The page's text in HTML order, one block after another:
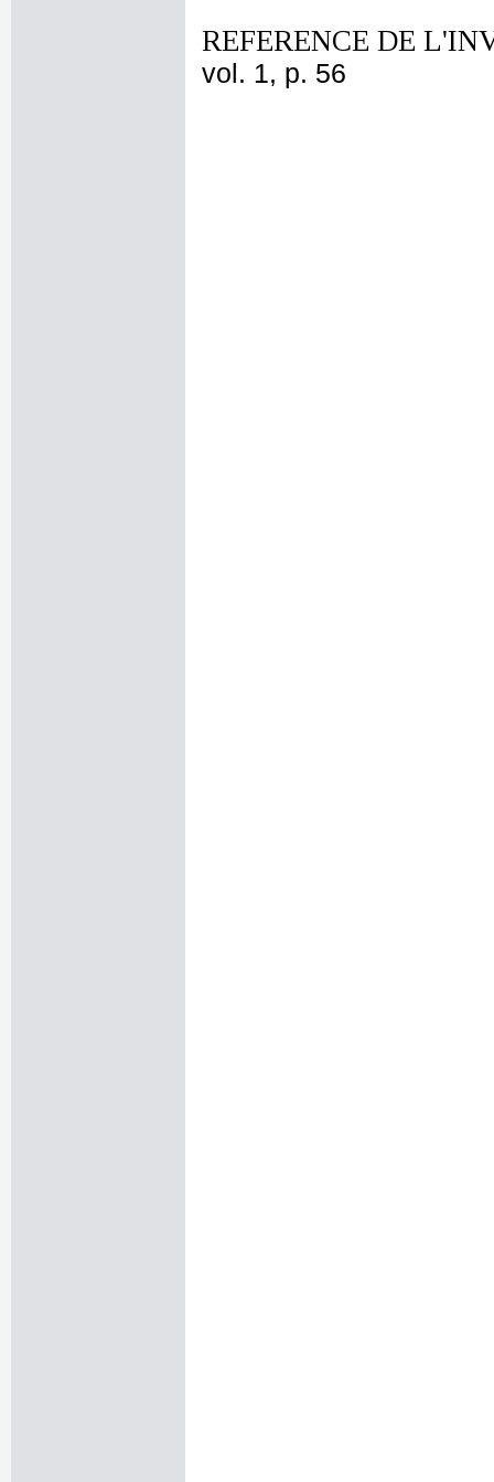
REFERENCE DE
vol. 1, p. 56